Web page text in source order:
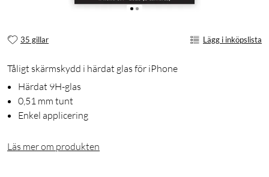
35 gillar Lägg i inköpslista
Tåligt skärmskydd i härdat glas för iPhone
Härdat 9H-glas
0,51 mm tunt
Enkel applicering
Läs mer om produkten